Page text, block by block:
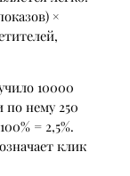
×
10000
по нему 250
= 2,5%.
клик